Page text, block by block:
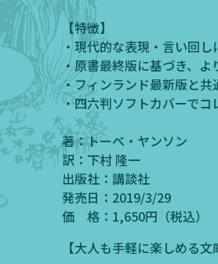
【特徴】
・現代的な表現・言い回し
・原書最終版に基づき、
・フィンランド最新版と共
・四六判ソフトカバーでコ
著：トーベ・ヤンソン
訳：下村 隆一
出版社：講談社
発売日：2019/3/29
価 格：1,650円（税込）
【大人も手軽に楽しめる文